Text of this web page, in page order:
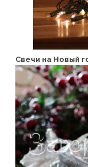
Свечи на Новый